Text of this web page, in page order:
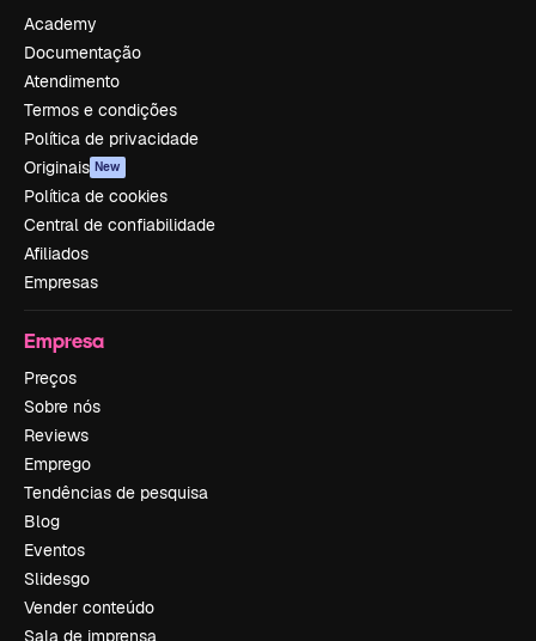
Academy
Documentação
Atendimento
Termos e condições
Política de privacidade
Originais New
Política de cookies
Central de confiabilidade
Afiliados
Empresas
Empresa
Preços
Sobre nós
Reviews
Emprego
Tendências de pesquisa
Blog
Eventos
Slidesgo
Vender conteúdo
Sala de imprensa